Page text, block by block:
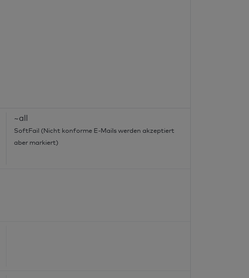
~all
SoftFail (Nicht konforme E-Mails werden akzeptiert
aber markiert)